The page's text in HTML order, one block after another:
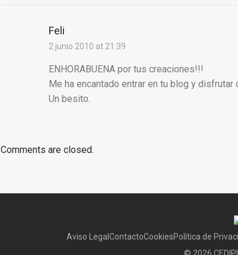
Feli
2 junio 2010 at 21:39
ENHORABUENA por tus creaciones!!!
Me ha encantado entrar en tu blog y disfrutar
Un besito.
Comments are closed.
Aviso Legal ContactoCookiesPolítica de